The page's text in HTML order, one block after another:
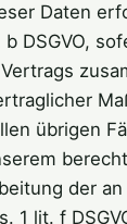
Daten
DSGVO,
übrigen
der
1 lit. f